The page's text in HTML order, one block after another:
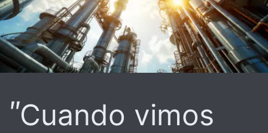
Cuando vimos